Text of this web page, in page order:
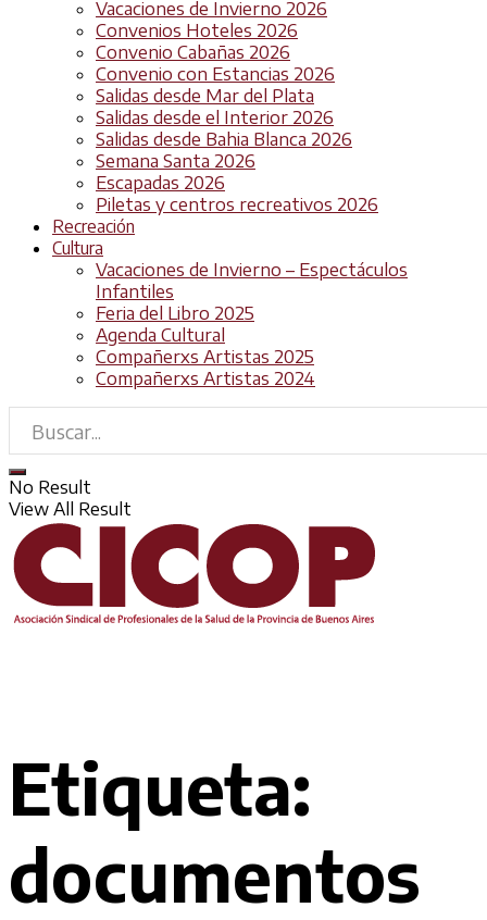
Vacaciones de Invierno 2026
Convenios Hoteles 2026
Convenio Cabañas 2026
Convenio con Estancias 2026
Salidas desde Mar del Plata
Salidas desde el Interior 2026
Salidas desde Bahia Blanca 2026
Semana Santa 2026
Escapadas 2026
Piletas y centros recreativos 2026
Recreación
Cultura
Vacaciones de Invierno – Espectáculos
Infantiles
Feria del Libro 2025
Agenda Cultural
Compañerxs Artistas 2025
Compañerxs Artistas 2024
No Result
View All Result
Etiqueta:
documentos